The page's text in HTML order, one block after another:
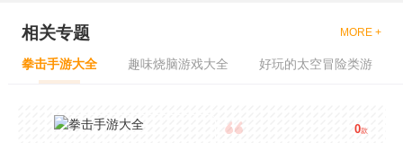
相关专题 MORE +
拳击手游大全 趣味烧脑游戏大全 好玩的太空冒险类游
0款